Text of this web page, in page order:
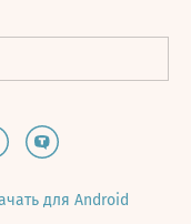
для Android